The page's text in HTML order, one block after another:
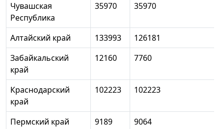
Чувашская
Республика
35970 35970
Алтайский край 133993
126181
Забайкальский
край
12160 7760
Краснодарский
край
102223 102223
Пермский край 9189
9064